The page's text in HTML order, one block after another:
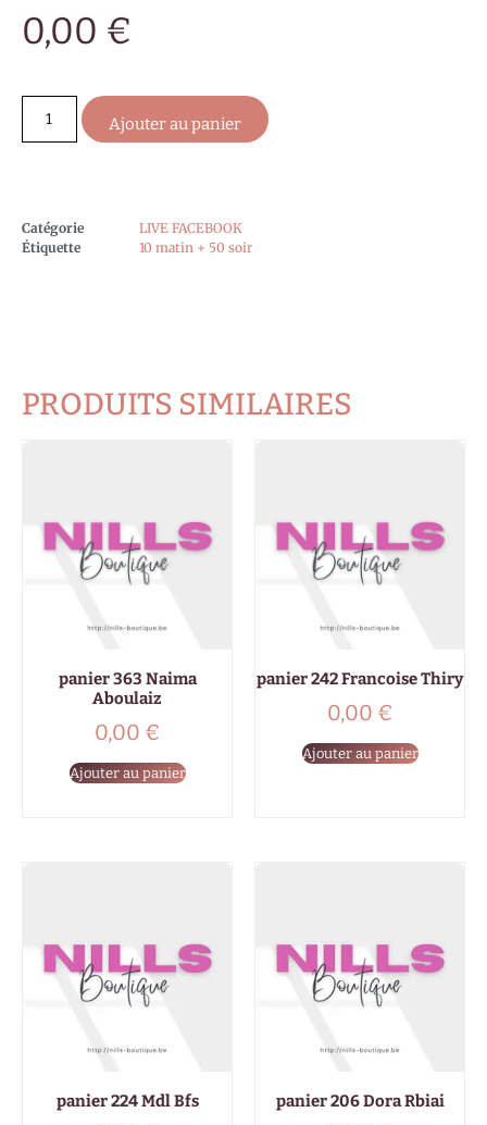
0,00 €
Ajouter au panier
Catégorie
LIVE FACEBOOK
Étiquette
10 matin + 50 soir
PRODUITS SIMILAIRES
panier 363 Naima
Aboulaiz
0,00 €
Ajouter au panier
panier 242 Francoise Thiry
0,00 €
Ajouter au panier
panier 224 Mdl Bfs panier 206 Dora Rbiai